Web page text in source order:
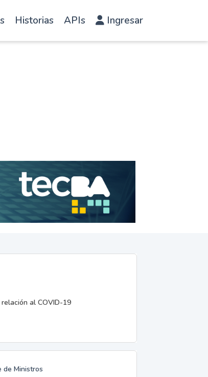
Historias APIs Ingresar
al COVID-19
de Ministros